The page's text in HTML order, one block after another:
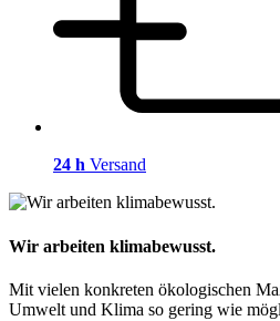
24 h Versand
Wir arbeiten klimabewusst.
Mit vielen konkreten ökologischen
Umwelt und Klima so gering wie